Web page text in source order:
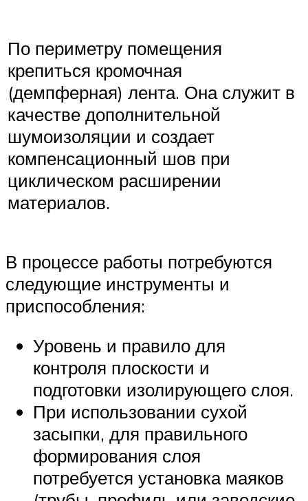
По периметру помещения
крепиться кромочная
(демпферная) лента. Она служит в
качестве дополнительной
шумоизоляции и создает
компенсационный шов при
циклическом расширении
материалов.
В процессе работы потребуются
следующие инструменты и
приспособления:
Уровень и правило для
контроля плоскости и
подготовки изолирующего слоя.
При использовании сухой
засыпки, для правильного
формирования слоя
потребуется установка маяков